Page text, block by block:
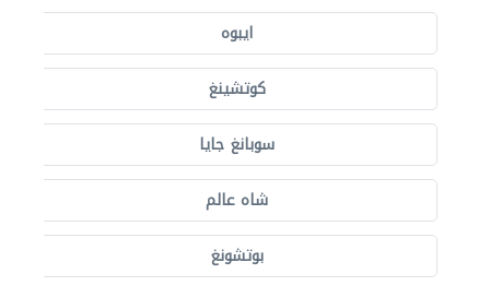
ايبوه
كوتشينغ
سوبانغ جايا
شاه عالم
بوتشونغ